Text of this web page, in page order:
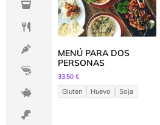
MENÚ PARA DOS
PERSONAS
33,50 €
Gluten Huevo Soja